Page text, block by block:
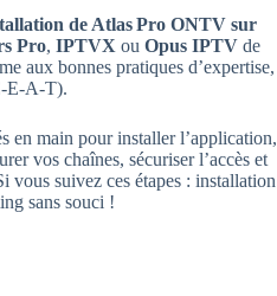
de Atlas Pro ONTV sur
Pro, IPTVX ou Opus IPTV de
aux bonnes pratiques d’expertise,
en main pour installer l’application,
vos chaînes, sécuriser l’accès et
vous suivez ces étapes : installation
sans souci !